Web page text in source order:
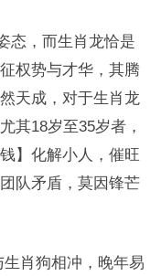
态，而生肖龙恰是
权势与才华，其腾
天成，对于生肖龙
其18岁至35岁者，
】化解小人，催旺
队矛盾，莫因锋芒
肖狗相冲，晚年易